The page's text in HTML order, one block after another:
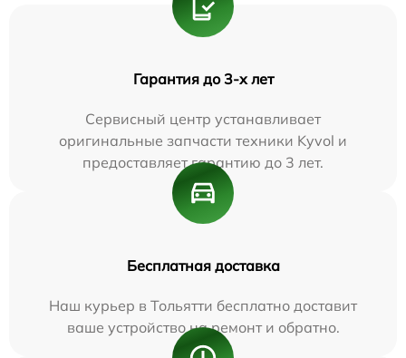
Гарантия до 3-х лет
Сервисный центр устанавливает
оригинальные запчасти техники Kyvol и
предоставляет гарантию до 3 лет.
Бесплатная доставка
Наш курьер в Тольятти бесплатно доставит
ваше устройство на ремонт и обратно.